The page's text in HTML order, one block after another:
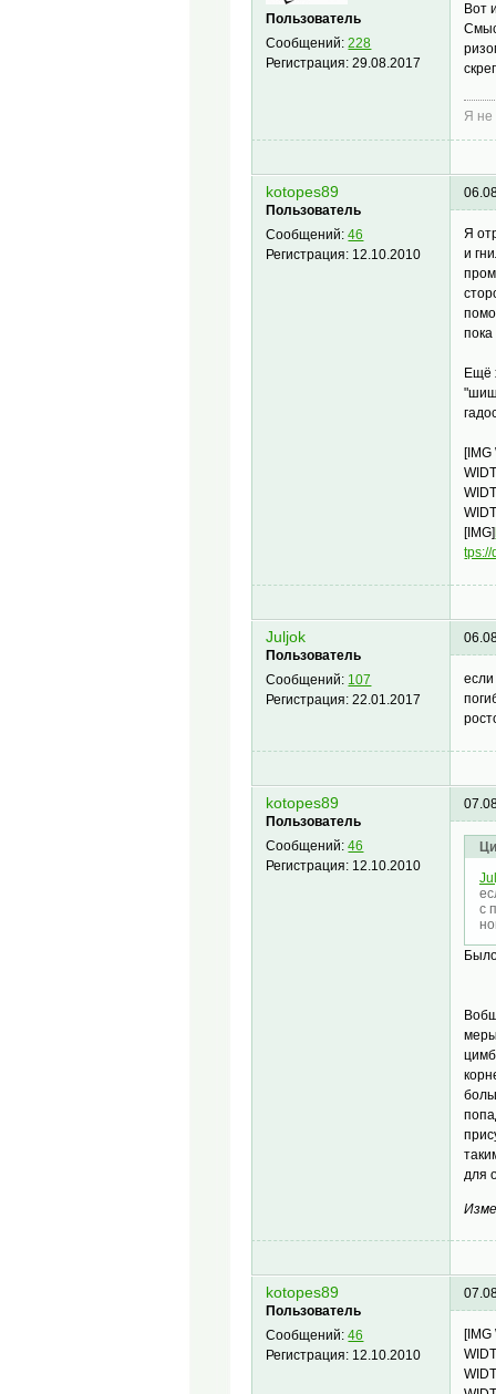
Пользователь
Сообщений:228
Регистрация:29.08.2017
Вот
Я не
kotopes89
Пользователь
Сообщений:46
Регистрация: 12.10.2010
Я
и
Ещё
[IMG]
Juljok
Пользователь
Сообщений: 107
Регистрация:22.01.2017
kotopes89
Пользователь
Сообщений:46
Регистрация: 12.10.2010
с
для
kotopes89
Пользователь
Сообщений:46
Регистрация: 12.10.2010